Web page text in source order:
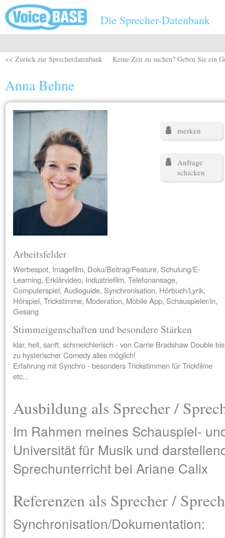
Direkt zum Inhalt
Die Sprecher-Datenbank
<< Zurück zur Sprecherdatenbank Keine Zeit zu suchen? Geben Sie ein
Anna Behne
merken
Anfrage
schicken
Arbeitsfelder
Werbespot, Imagefilm, Doku/Beitrag/Feature, Schulung/E-
Learning, Erklärvideo, Industriefilm, Telefonansage,
Computerspiel, Audioguide, Synchronisation, Hörbuch/Lyrik,
Hörspiel, Trickstimme, Moderation, Mobile App, Schauspieler/in,
Gesang
Stimmeigenschaften und besondere Stärken
klar, hell, sanft, schmeichlerisch - von Carrie Bradshaw Double bis
zu hysterischer Comedy alles möglich!
Erfahrung mit Synchro - besonders Trickstimmen für Trickfilme
etc...
Ausbildung als Sprecher /
Im Rahmen meines Schauspiel-
Universität für Musik und
Sprechunterricht bei Ariane Calix
Referenzen als Sprecher /
Synchronisation/Dokumentation: